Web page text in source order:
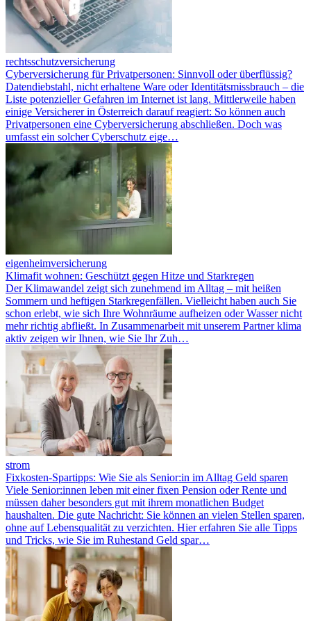
rechtsschutzversicherung
Cyberversicherung für Privatpersonen: Sinnvoll oder überflüssig?
Datendiebstahl, nicht erhaltene Ware oder Identitätsmissbrauch – die
Liste potenzieller Gefahren im Internet ist lang. Mittlerweile haben
einige Versicherer in Österreich darauf reagiert: So können auch
Privatpersonen eine Cyberversicherung abschließen. Doch was
umfasst ein solcher Cyberschutz eige…
eigenheimversicherung
Klimafit wohnen: Geschützt gegen Hitze und Starkregen
Der Klimawandel zeigt sich zunehmend im Alltag – mit heißen
Sommern und heftigen Starkregenfällen. Vielleicht haben auch Sie
schon erlebt, wie sich Ihre Wohnräume aufheizen oder Wasser nicht
mehr richtig abfließt. In Zusammenarbeit mit unserem Partner klima
aktiv zeigen wir Ihnen, wie Sie Ihr Zuh…
strom
Fixkosten-Spartipps: Wie Sie als Senior:in im Alltag Geld sparen
Viele Senior:innen leben mit einer fixen Pension oder Rente und
müssen daher besonders gut mit ihrem monatlichen Budget
haushalten. Die gute Nachricht: Sie können an vielen Stellen sparen,
ohne auf Lebensqualität zu verzichten. Hier erfahren Sie alle Tipps
und Tricks, wie Sie im Ruhestand Geld spar…